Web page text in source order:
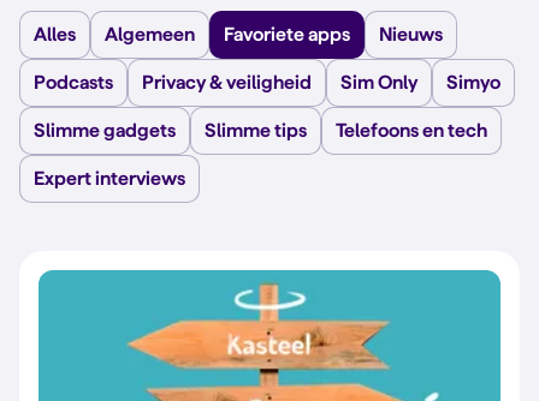
Alles Algemeen Favoriete apps Nieuws
Podcasts Privacy & veiligheid Sim Only Simyo
Slimme gadgets Slimme tips Telefoons en tech
Expert interviews